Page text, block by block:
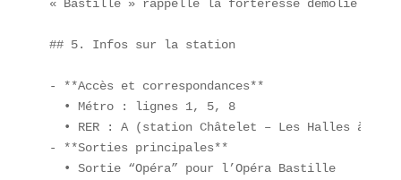
« Bastille » rappelle la forteresse démolie en
## 5. Infos sur la station
- **Accès et correspondances**
  • Métro : lignes 1, 5, 8
• RER : A (station Châtelet – Les Halles à 5
- **Sorties principales**
  • Sortie “Opéra” pour l’Opéra Bastille